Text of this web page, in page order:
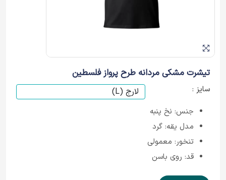
تیشرت مشکی مردانه طرح پرواز فلسطین
سایز :
جنس: نخ پنبه
مدل یقه: گرد
تنخور: معمولی
قد: روی باسن